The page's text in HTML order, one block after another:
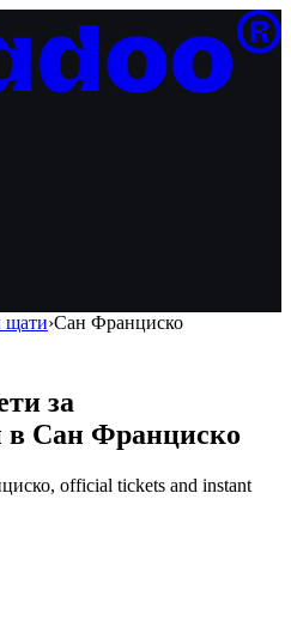
щати›Сан Франциско
за
в Сан Франциско
official tickets and instant